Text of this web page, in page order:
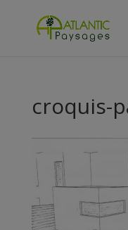
croquis-